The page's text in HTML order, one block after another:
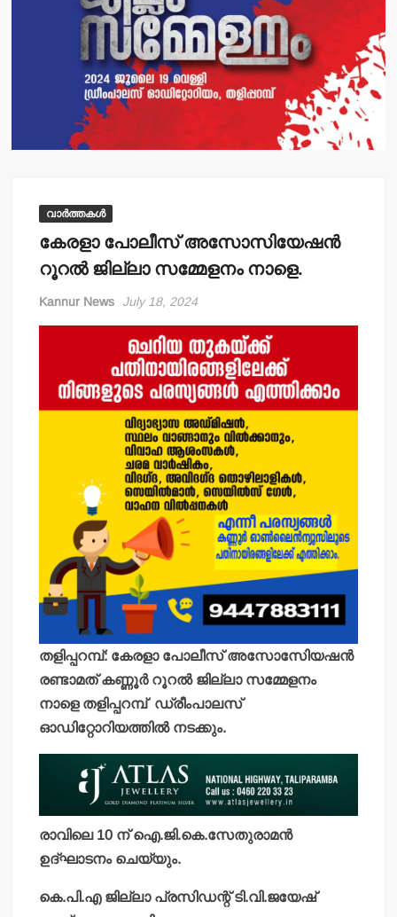
വാർത്തകൾ
കേരളാ പോലീസ് അസോസിയേഷന്‍
റൂറല്‍ ജില്ലാ സമ്മേളനം നാളെ.
Kannur News July 18, 2024
തളിപ്പറമ്പ്: കേരളാ പോലീസ് അസോസിേയഷന്‍
രണ്ടാമത് കണ്ണൂര്‍ റൂറല്‍ ജില്ലാ സമ്മേളനം
നാളെ തളിപ്പറമ്പ് ഡ്രീംപാലസ്
ഓഡിറ്റോറിയത്തില്‍ നടക്കും.
രാവിലെ 10 ന് ഐ.ജി.കെ.സേതുരാമന്‍
ഉദ്ഘാടനം ചെയ്യും.
കെ.പി.എ ജില്ലാ പ്രസിഡന്റ് ടി.വി.ജയേഷ്